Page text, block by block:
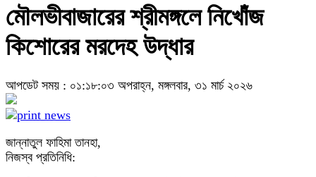
মৌলভীবাজারের শ্রীমঙ্গলে নিখোঁজ
কিশোরের মরদেহ উদ্ধার
আপডেট সময় : ০১:১৮:০৩ অপরাহ্ন, মঙ্গলবার, ৩১ মার্চ ২০২৬
জান্নাতুল ফাহিমা তানহা,
নিজস্ব প্রতিনিধি: